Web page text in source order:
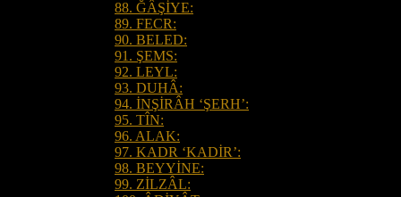
88. ĞÂŞİYE:
89. FECR:
90. BELED:
91. ŞEMS:
92. LEYL:
93. DUHÂ:
94. İNŞİRÂH ‘ŞERH’:
95. TÎN:
96. ALAK:
97. KADR ‘KADİR’:
98. BEYYİNE:
99. ZİLZÂL: